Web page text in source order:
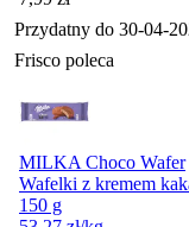
Przydatny do 30-04-
Frisco poleca
MILKA Choco Wafer
Wafelki z kremem
150 g